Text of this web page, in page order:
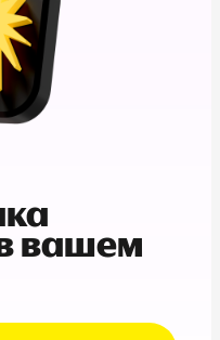
вашем